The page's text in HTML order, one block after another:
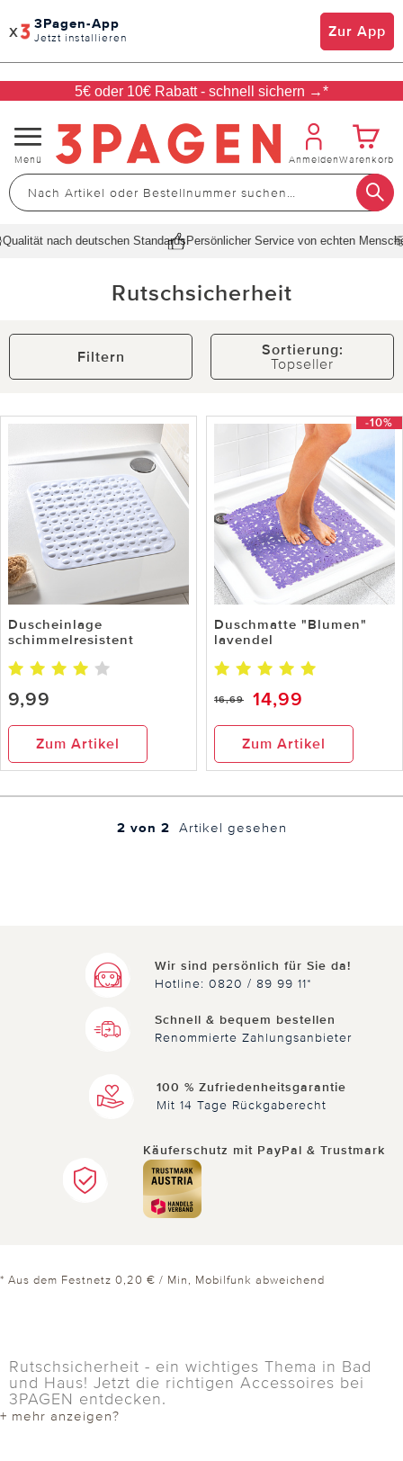
x 3Pagen-App
Jetzt installieren Zur App
5€ oder 10€ Rabatt - schnell sichern →*
Navigation
umschalten
Menü AnmeldenWarenkorb
nach deutschen StandardsPersönlicher Service von echten
Rutschsicherheit
Filtern
Sortierung:
Topseller
Duscheinlage
schimmelresistent
9,99
Zum Artikel
-10%
Duschmatte "Blumen"
lavendel
16,69 14,99
Zum Artikel
2 von 2 Artikel gesehen
Wir sind persönlich für Sie da!
Hotline: 0820 / 89 99 11*
Schnell & bequem bestellen
Renommierte Zahlungsanbieter
100 % Zufriedenheitsgarantie
Mit 14 Tage Rückgaberecht
Käuferschutz mit PayPal & Trustmark
* Aus dem Festnetz 0,20 € / Min, Mobilfunk abweichend
Rutschsicherheit - ein wichtiges Thema in Bad
und Haus! Jetzt die richtigen Accessoires bei
3PAGEN entdecken.
+ mehr anzeigen?